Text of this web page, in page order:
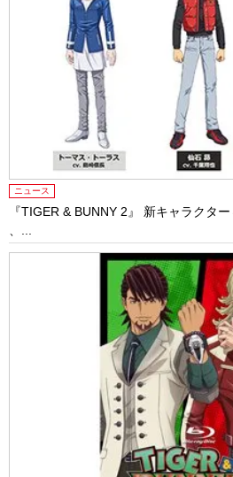
ニュース
『TIGER & BUNNY 2』 新キャラクタ